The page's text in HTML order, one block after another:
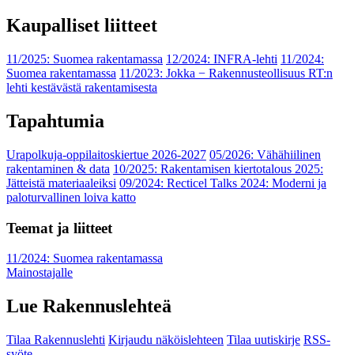
Kaupalliset liitteet
11/2025: Suomea rakentamassa 12/2024: INFRA-lehti 11/2024:
Suomea rakentamassa 11/2023: Jokka − Rakennusteollisuus RT:n
lehti kestävästä rakentamisesta
Tapahtumia
Urapolkuja-oppilaitoskiertue 2026-2027 05/2026: Vähähiilinen
rakentaminen & data 10/2025: Rakentamisen kiertotalous 2025:
Jätteistä materiaaleiksi 09/2024: Recticel Talks 2024: Moderni ja
paloturvallinen loiva katto
Teemat ja liitteet
11/2024: Suomea rakentamassa
Mainostajalle
Lue Rakennuslehteä
Tilaa Rakennuslehti Kirjaudu näköislehteen Tilaa uutiskirje RSS-